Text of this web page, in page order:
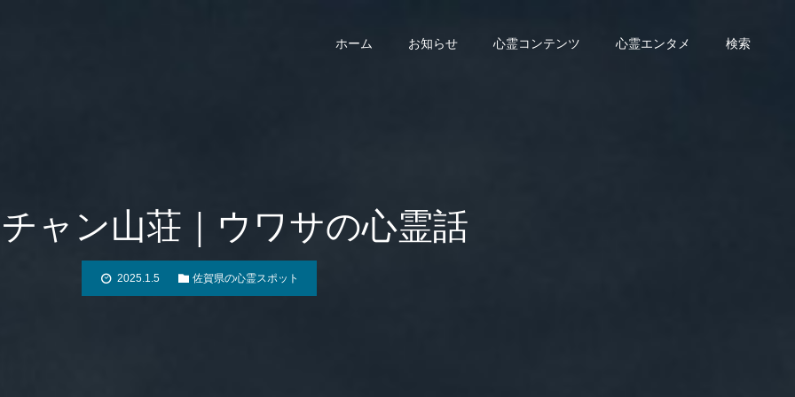
ホーム お知らせ 心霊コンテンツ 心霊エンタメ 検索
ャン山荘｜ウワサの心霊話
2025.1.5 佐賀県の心霊スポット